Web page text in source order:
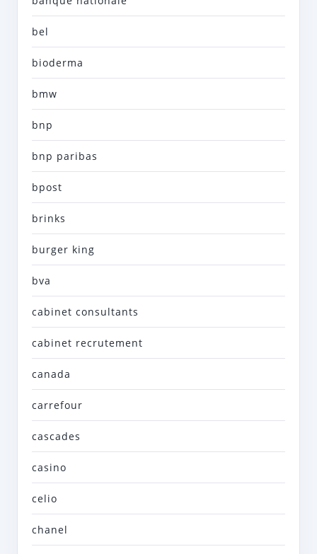
bel
bioderma
bmw
bnp
bnp paribas
bpost
brinks
burger king
bva
cabinet consultants
cabinet recrutement
canada
carrefour
cascades
casino
celio
chanel